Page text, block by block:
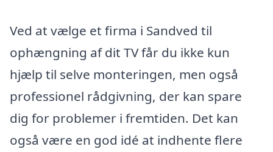
Ved at vælge et firma i Sandved til
ophængning af dit TV får du ikke kun
hjælp til selve monteringen, men også
professionel rådgivning, der kan spare
dig for problemer i fremtiden. Det kan
også være en god idé at indhente flere